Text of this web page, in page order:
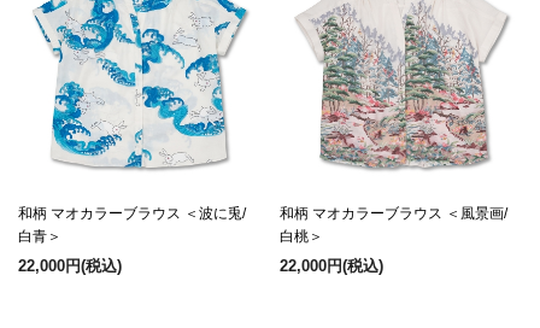
和柄 マオカラーブラウス ＜波に兎/
白青＞
22,000円(税込)
和柄 マオカラーブラウス ＜風景画/
白桃＞
22,000円(税込)